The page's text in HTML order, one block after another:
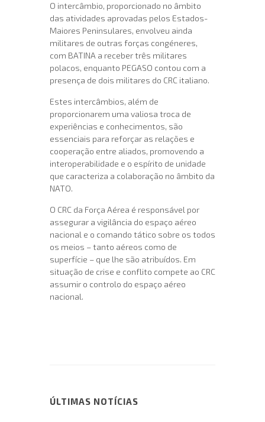
O intercâmbio, proporcionado no âmbito
das atividades aprovadas pelos Estados-
Maiores Peninsulares, envolveu ainda
militares de outras forças congéneres,
com BATINA a receber três militares
polacos, enquanto PEGASO contou com a
presença de dois militares do CRC italiano.
Estes intercâmbios, além de
proporcionarem uma valiosa troca de
experiências e conhecimentos, são
essenciais para reforçar as relações e
cooperação entre aliados, promovendo a
interoperabilidade e o espírito de unidade
que caracteriza a colaboração no âmbito da
NATO.
O CRC da Força Aérea é responsável por
assegurar a vigilância do espaço aéreo
nacional e o comando tático sobre os todos
os meios – tanto aéreos como de
superfície – que lhe são atribuídos. Em
situação de crise e conflito compete ao CRC
assumir o controlo do espaço aéreo
nacional.
ÚLTIMAS NOTÍCIAS